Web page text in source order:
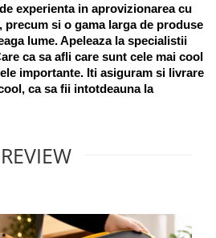
experienta in aprovizionarea cu
precum si o gama larga de produse
lume. Apeleaza la specialistii
ca sa afli care sunt cele mai cool
importante. Iti asiguram si livrare
ca sa fii intotdeauna la
REVIEW